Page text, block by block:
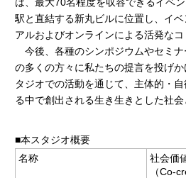
駅と直結する新丸ビルに位置し、イ
アルおよびオンラインによる活発な
今後、各種のシンポジウムやセミ
の多くの方々に私たちの提言を投げ
タジオでの活動を通じて、主体的・
る中で創出される生き生きとした社
■本スタジオ概要
名称
社会価
（Co-